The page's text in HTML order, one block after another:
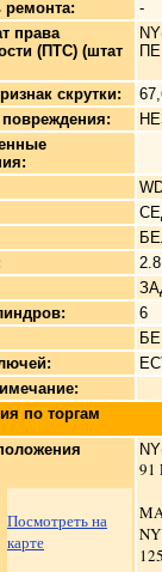
ремонта:
-
права
(ПТС) (штат
скрутки:
6
по торгам
Посмотреть на
карте
91